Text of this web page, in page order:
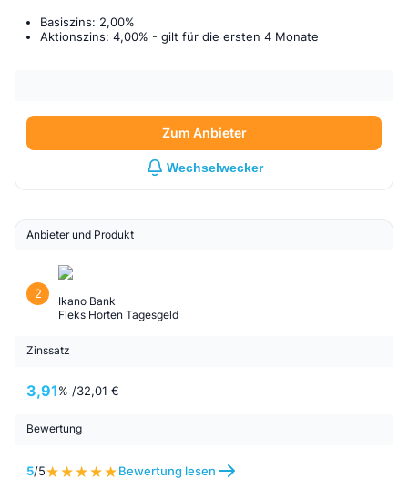
Basiszins: 2,00%
Aktionszins: 4,00% - gilt für die ersten 4 Monate
Zum Anbieter
Wechselwecker
Anbieter und Produkt
2
Ikano Bank
Fleks Horten Tagesgeld
Zinssatz
3,91% /32,01 €
Bewertung
5/5 Bewertung lesen